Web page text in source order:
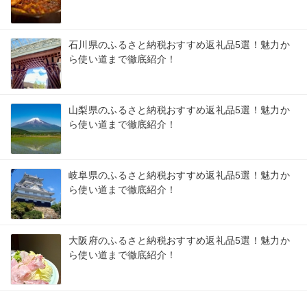
石川県のふるさと納税おすすめ返礼品5選！魅力か
ら使い道まで徹底紹介！
山梨県のふるさと納税おすすめ返礼品5選！魅力か
ら使い道まで徹底紹介！
岐阜県のふるさと納税おすすめ返礼品5選！魅力か
ら使い道まで徹底紹介！
大阪府のふるさと納税おすすめ返礼品5選！魅力か
ら使い道まで徹底紹介！